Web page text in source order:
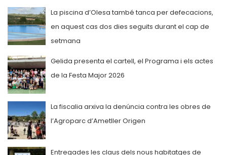
La piscina d’Olesa també tanca per defecacions,
en aquest cas dos dies seguits durant el cap de
setmana
Gelida presenta el cartell, el Programa i els actes
de la Festa Major 2026
La fiscalia arxiva la denúncia contra les obres de
l’Agroparc d’Ametller Origen
Entregades les claus dels nous habitatges de